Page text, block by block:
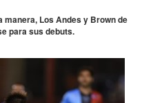
manera, Los Andes y Brown de
para sus debuts.